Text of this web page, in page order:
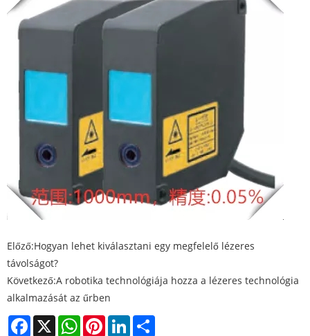
Előző:Hogyan lehet kiválasztani egy megfelelő lézeres
távolságot?
Következő:A robotika technológiája hozza a lézeres technológia
alkalmazását az űrben
Facebook
X WhatsAppPinterestLinkedIn